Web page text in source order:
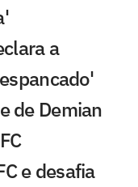
a
de Demian
e desafia